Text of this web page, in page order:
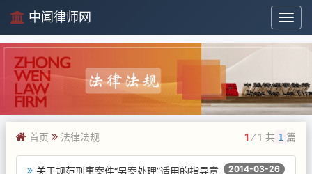
中
闻
网
中闻律师网
首页 法律法规 1 ⁄ 1 共 1 篇
2014-03-26
关于规范刑事案件“另案处理”适用的指导意